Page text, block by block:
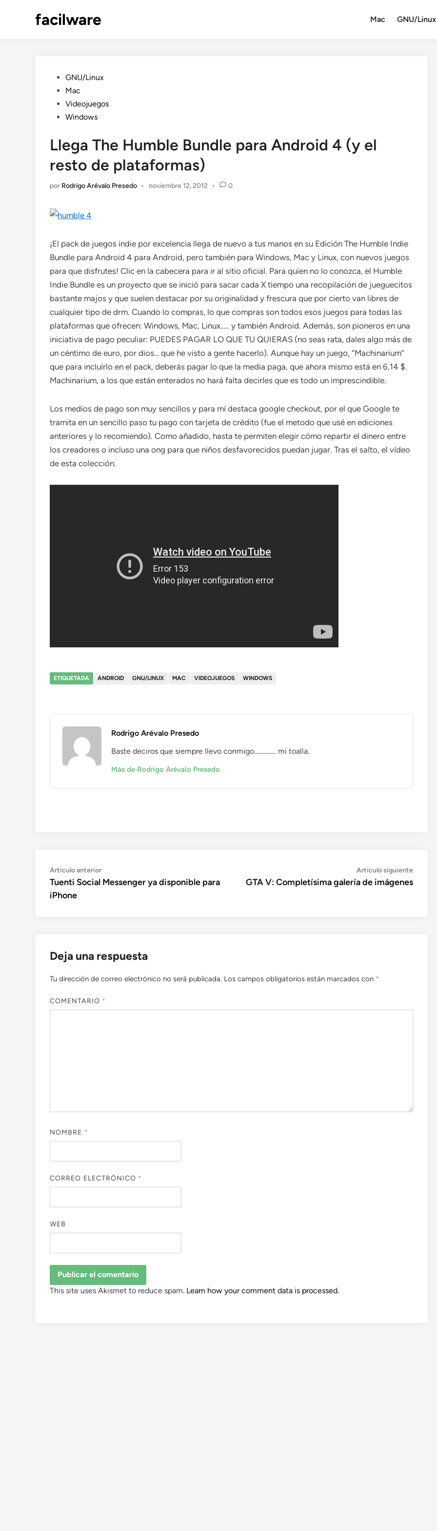
facilware Mac GNU/Linux
Publicado
en
GNU/Linux
Mac
Videojuegos
Windows
Llega The Humble Bundle para Android 4 (y el
resto de plataformas)
por Rodrigo Arévalo Presedo • noviembre 12, 2012 • 0
¡El pack de juegos indie por excelencia llega de nuevo a tus manos en su Edición The Humble Indie
Bundle para Android 4 para Android, pero también para Windows, Mac y Linux, con nuevos juegos
para que disfrutes! Clic en la cabecera para ir al sitio oficial. Para quien no lo conozca, el Humble
Indie Bundle es un proyecto que se inició para sacar cada X tiempo una recopilación de jueguecitos
bastante majos y que suelen destacar por su originalidad y frescura que por cierto van libres de
cualquier tipo de drm. Cuando lo compras, lo que compras son todos esos juegos para todas las
plataformas que ofrecen: Windows, Mac, Linux….. y también Android. Además, son pioneros en una
iniciativa de pago peculiar: PUEDES PAGAR LO QUE TU QUIERAS (no seas rata, dales algo más de
un céntimo de euro, por dios… que he visto a gente hacerlo). Aunque hay un juego, “Machinarium”
que para incluírlo en el pack, deberás pagar lo que la media paga, que ahora mismo está en 6,14 $.
Machinarium, a los que están enterados no hará falta decirles que es todo un imprescindible.
Los medios de pago son muy sencillos y para mí destaca google checkout, por el que Google te
tramita en un sencillo paso tu pago con tarjeta de crédito (fue el metodo que usé en ediciones
anteriores y lo recomiendo). Como añadido, hasta te permiten elegir cómo repartir el dinero entre
los creadores o incluso una ong para que niños desfavorecidos puedan jugar. Tras el salto, el vídeo
de esta colección.
ETIQUETADA ANDROID GNU/LINUX MAC VIDEOJUEGOS WINDOWS
Rodrigo Arévalo Presedo
Baste deciros que siempre llevo conmigo............... mi toalla.
Más de Rodrigo Arévalo Presedo
Navegación
de
entradas
Artículo anteriorArtículo
anterior:
Tuenti Social Messenger ya disponible para
iPhone
Artículo siguiente
GTA V: Completísima galería de imágenes
Deja una respuesta
Tu dirección de correo electrónico no será publicada. Los campos obligatorios están marcados con *
COMENTARIO *
NOMBRE *
CORREO ELECTRÓNICO *
WEB
This site uses Akismet to reduce spam. Learn how your comment data is processed.